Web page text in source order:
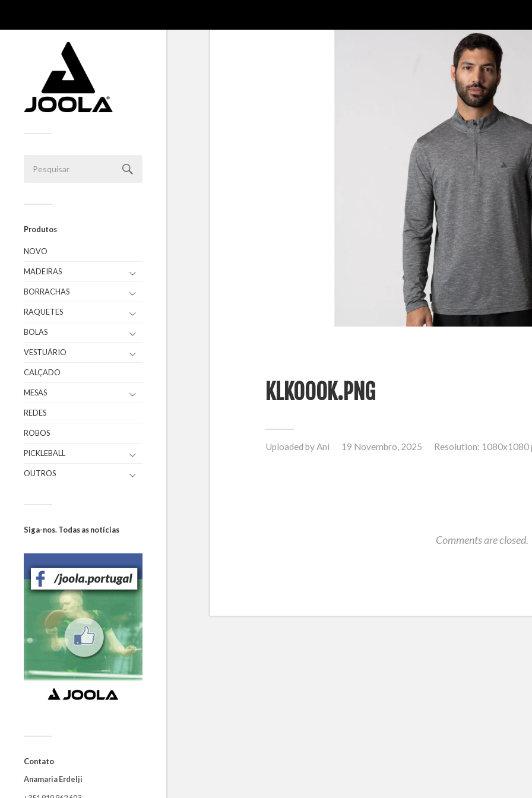
Produtos
NOVO
MADEIRAS
BORRACHAS
RAQUETES
BOLAS
VESTUÁRIO
CALÇADO
MESAS
REDES
ROBOS
PICKLEBALL
OUTROS
Siga-nos. Todas as notícias
Contato
Anamaria Erdelji
KLKOOOK.PNG
Uploaded byAni 19 Novembro, 2025 Resolution: 1080x1080
Comments are closed.